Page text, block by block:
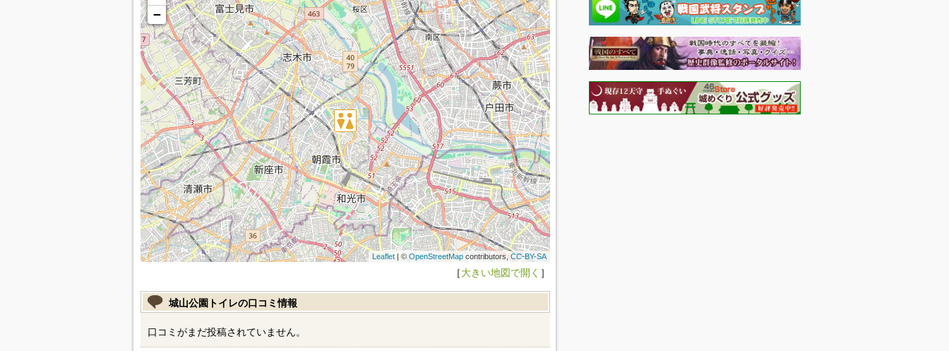
−
Leaflet| ©OpenStreetMapcontributors,CC-BY-SA
［大きい地図で開く ］
城山公園トイレの口コミ情報
口コミがまだ投稿されていません。